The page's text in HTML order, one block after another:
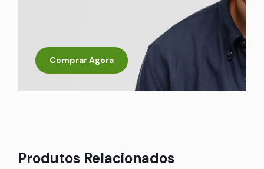
Comprar Agora
Produtos Relacionados